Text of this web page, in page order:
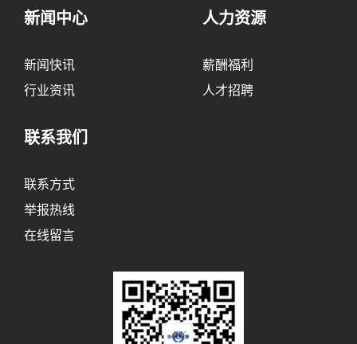
新闻中心
新闻快讯
行业资讯
人力资源
薪酬福利
人才招聘
联系我们
联系方式
举报热线
在线留言